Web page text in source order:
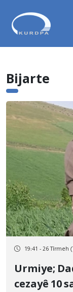
Bijarte
19:41 - 26 Tîrmeh
Urmiye;
cezayê 10